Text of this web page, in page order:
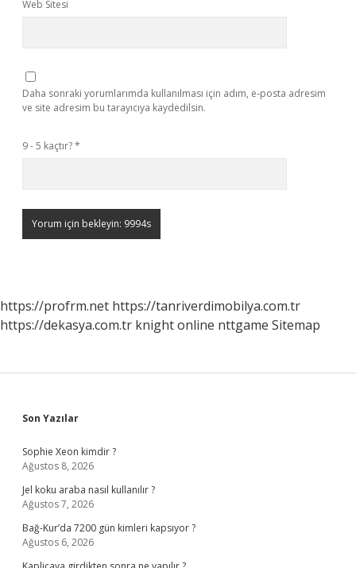
Web Sitesi
Daha sonraki yorumlarımda kullanılması için adım, e-posta adresim
ve site adresim bu tarayıcıya kaydedilsin.
9 - 5 kaçtır?*
https://profrm.net https://tanriverdimobilya.com.tr
https://dekasya.com.tr knight online nttgame Sitemap
Sidebar
Son Yazılar
Sophie Xeon kimdir ?
Ağustos 8, 2026
Jel koku araba nasıl kullanılır ?
Ağustos 7, 2026
Bağ-Kur’da 7200 gün kimleri kapsıyor ?
Ağustos 6, 2026